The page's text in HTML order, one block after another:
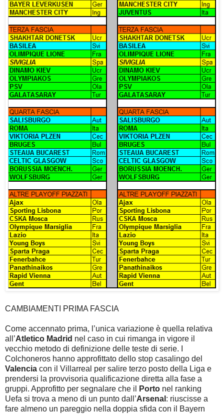
CAMBIAMENTI PRIMA FASCIA
Come accennato prima, l’unica variazione è quella relativa
all’Atletico Madrid nel caso in cui rimanga in vigore il
vecchio metodo di definizione delle teste di serie. I
Colchoneros hanno approfittato dello stop casalingo del
Valencia con il Villarreal per salire terzo posto della Liga e
prendersi la provvisoria qualificazione diretta alla fase a
gruppi. Approfitto per segnalare che il
Porto nel ranking
Uefa si trova a meno di un punto dall’Arsenal : riuscisse a
fare almeno un pareggio nella doppia sfida con il Bayern